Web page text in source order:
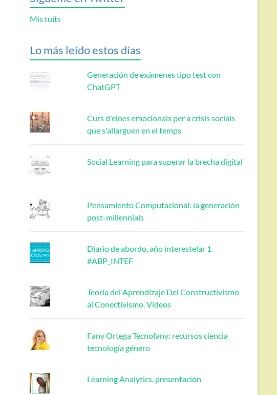
Mis tuits
Lo más leído estos días
Generación de exámenes tipo test con
ChatGPT
Curs d'eines emocionals per a crisis socials
que s'allarguen en el temps
Social Learning para superar la brecha digital
Pensamiento Computacional: la generación
post-millennials
Diario de abordo, año interestelar 1
#ABP_INTEF
Teoría del Aprendizaje Del Constructivismo
al Conectivismo. Vídeos
Fany Ortega Tecnofany: recursos ciencia
tecnología género
Learning Analytics, presentación